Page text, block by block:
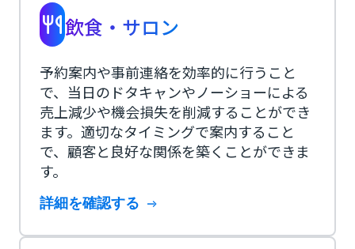
飲食・サロン
予約案内や事前連絡を効率的に行うこと
で、当日のドタキャンやノーショーによる
売上減少や機会損失を削減することができ
ます。適切なタイミングで案内すること
で、顧客と良好な関係を築くことができま
す。
詳細を確認する